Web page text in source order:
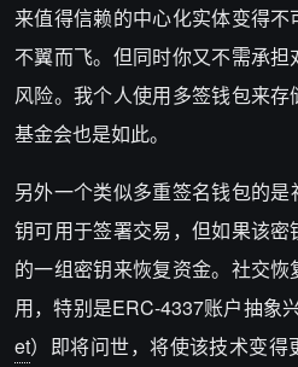
来值得信赖的中心化实体变得
不翼而飞。但同时你又不需承
风险。我个人使用多签钱包来
基金会也是如此。
另外一个类似多重签名钱包的
钥可用于签署交易，但如果该
的一组密钥来恢复资金。社交
用，特别是ERC-4337账户抽象
et）即将问世，将使该技术变得